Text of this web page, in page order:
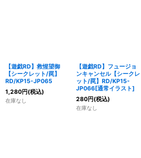
【遊戯RD】救惺望御
【シークレット/罠】
RD/KP15-JP065
1,280円(税込)
在庫なし
【遊戯RD】フュージョ
ンキャンセル【シークレ
ット/罠】RD/KP15-
JP066[通常イラスト]
280円(税込)
在庫なし